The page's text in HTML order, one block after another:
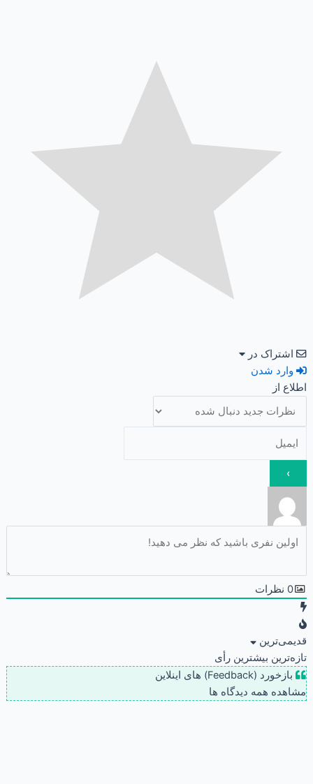
اشتراک در
وارد شدن
اطلاع از
0 نظرات
قدیمی‌ترین
تازه‌ترین بیشترین رأی
بازخورد (Feedback) های اینلاین
مشاهده همه دیدگاه ها